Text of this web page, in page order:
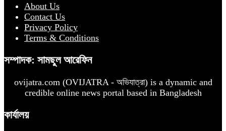
About Us
Contact Us
Privacy Policy
Terms & Conditions
সম্পাদক: সামছুল আরেফিন
ovijatra.com (OVIJATRA - অভিযাত্রা) is a dynamic and
credible online news portal based in Bangladesh
কার্যালয়